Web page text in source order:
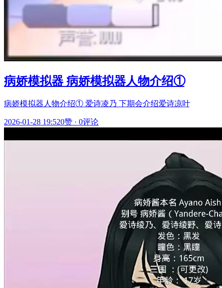
病娇模拟器 病娇模拟器人物介绍①
病娇模拟器人物介绍① 爱诗凌乃 下期会介绍爱诗凉叶
2026-01-28 19:520赞 · 0评论